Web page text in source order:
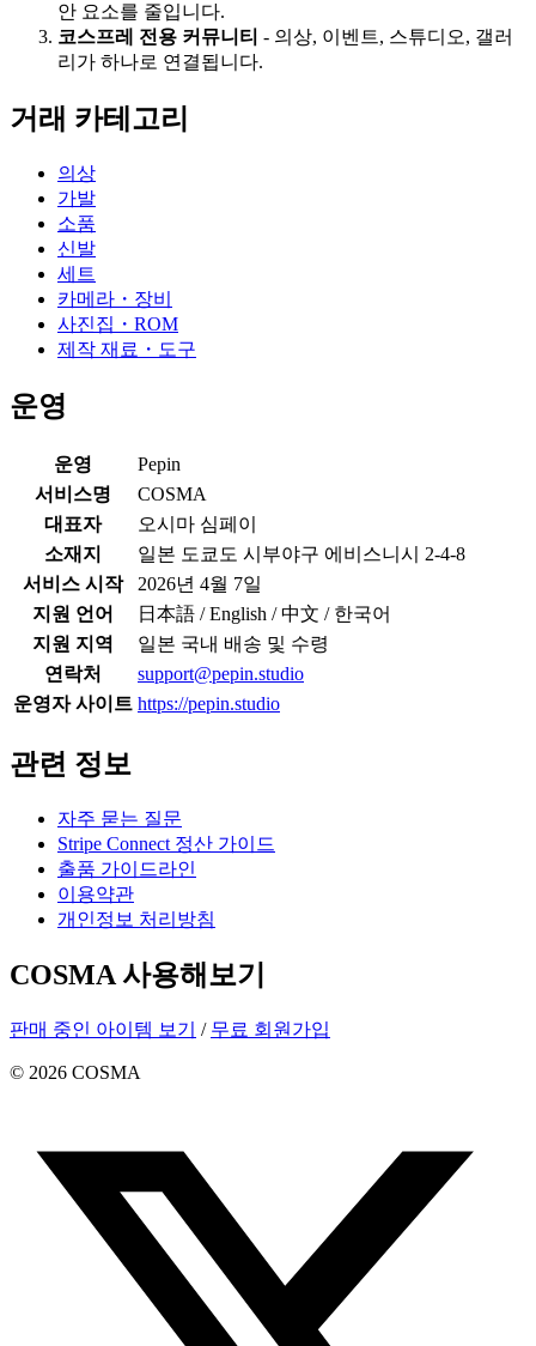
안 요소를 줄입니다.
코스프레 전용 커뮤니티 - 의상, 이벤트, 스튜디오, 갤러
리가 하나로 연결됩니다.
거래 카테고리
의상
가발
소품
신발
세트
카메라・장비
사진집・ROM
제작 재료・도구
운영
운영
Pepin
서비스명
COSMA
대표자
오시마 심페이
소재지
일본 도쿄도 시부야구 에비스니시 2-4-8
서비스 시작
2026년 4월 7일
지원 언어
日本語 / English / 中文 / 한국어
지원 지역
일본 국내 배송 및 수령
연락처
support@pepin.studio
운영자 사이트 https://pepin.studio
관련 정보
자주 묻는 질문
Stripe Connect 정산 가이드
출품 가이드라인
이용약관
개인정보 처리방침
COSMA 사용해보기
판매 중인 아이템 보기 / 무료 회원가입
© 2026 COSMA